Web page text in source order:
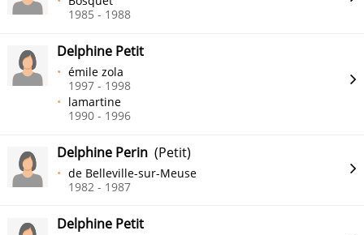
1985 - 1988
Delphine Petit
émile zola
1997 - 1998
lamartine
1990 - 1996
Delphine Perin (Petit)
de Belleville-sur-Meuse
1982 - 1987
Delphine Petit